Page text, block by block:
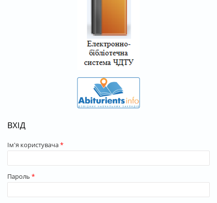
ВХІД
Ім'я користувача*
Пароль *